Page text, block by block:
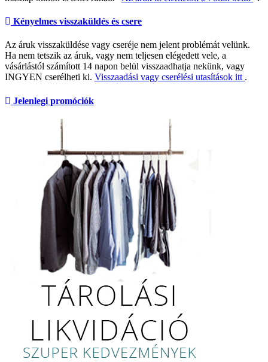
Kényelmes visszaküldés és csere
Az áruk visszaküldése vagy cseréje nem jelent problémát velünk.
Ha nem tetszik az áruk, vagy nem teljesen elégedett vele, a
vásárlástól számított 14 napon belül visszaadhatja nekünk, vagy
INGYEN cserélheti ki. Visszaadási vagy cserélési utasítások itt .
Jelenlegi promóciók